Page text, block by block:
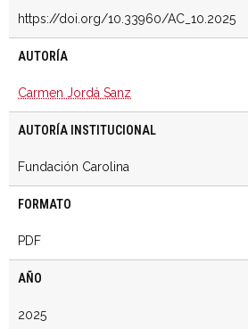
https://doi.org/10.33960/AC_10.2025
AUTORÍA
Carmen Jordá Sanz
AUTORÍA INSTITUCIONAL
Fundación Carolina
FORMATO
PDF
AÑO
2025